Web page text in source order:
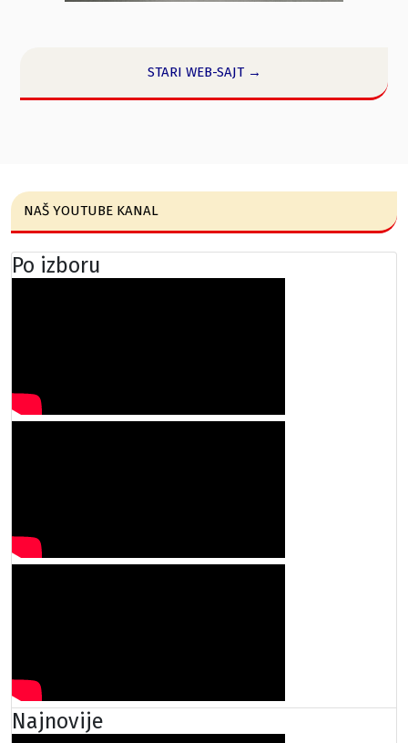
STARI WEB-SAJT →
NAŠ YOUTUBE KANAL
Po izboru
Najnovije